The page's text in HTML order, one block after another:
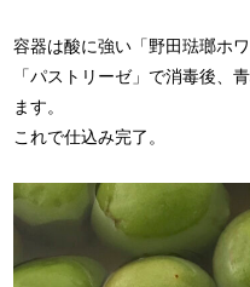
容器は酸に強い「野田琺瑯ホ
「パストリーゼ」で消毒後、
ます。
これで仕込み完了。